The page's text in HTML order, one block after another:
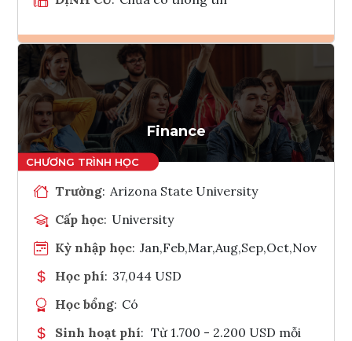
Ghi danh
Tham vấn Interlink
Finance
Trường: Arizona State University
Cấp học: University
Kỳ nhập học: Jan,Feb,Mar,Aug,Sep,Oct,Nov
Học phí: 37,044 USD
Học bổng: Có
Sinh hoạt phí: Từ 1.700 - 2.200 USD mỗi